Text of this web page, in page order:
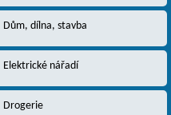
Dům, dílna, stavba
Elektrické nářadí
Drogerie